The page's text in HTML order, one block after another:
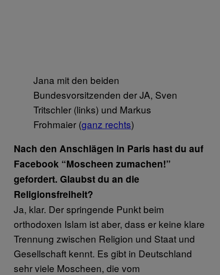
Jana mit den beiden
Bundesvorsitzenden der JA, Sven
Tritschler (links) und Markus
Frohmaier (ganz rechts)
Nach den Anschlägen in Paris hast du auf
Facebook “Moscheen zumachen!”
gefordert. Glaubst du an die
Religionsfreiheit?
Ja, klar. Der springende Punkt beim
orthodoxen Islam ist aber, dass er keine klare
Trennung zwischen Religion und Staat und
Gesellschaft kennt. Es gibt in Deutschland
sehr viele Moscheen, die vom